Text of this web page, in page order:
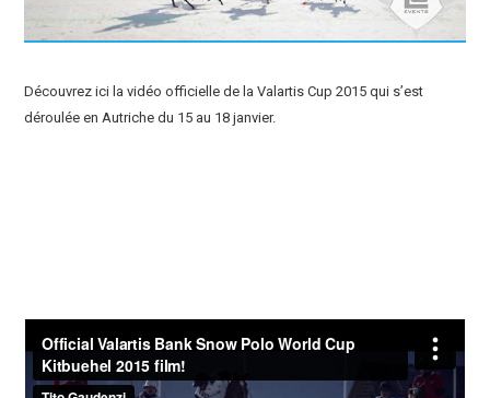
Découvrez ici la vidéo officielle de la Valartis Cup 2015 qui s’est
déroulée en Autriche du 15 au 18 janvier.